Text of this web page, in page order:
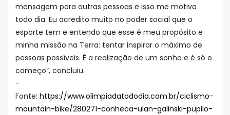
mensagem para outras pessoas e isso me motiva
todo dia. Eu acredito muito no poder social que o
esporte tem e entendo que esse é meu propósito e
minha missão na Terra: tentar inspirar o máximo de
pessoas possíveis. É a realização de um sonho e é só o
começo”, concluiu.
-
Fonte: https://www.olimpiadatododia.com.br/ciclismo-
mountain-bike/280271-conheca-ulan-galinski-pupilo-